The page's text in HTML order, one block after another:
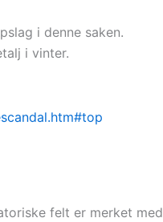
i denne saken.
i vinter.
felt er merket med